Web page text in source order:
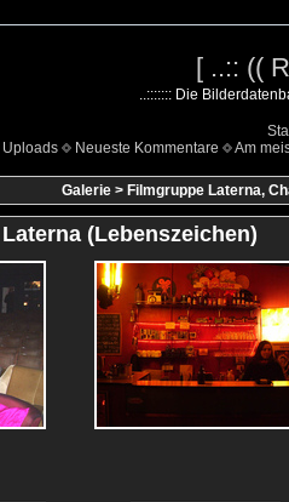
[ ..:: ((
..::::::: Die
Uploads Neueste Kommentare Am
Galerie> Filmgruppe Laterna,
(Lebenszeichen)